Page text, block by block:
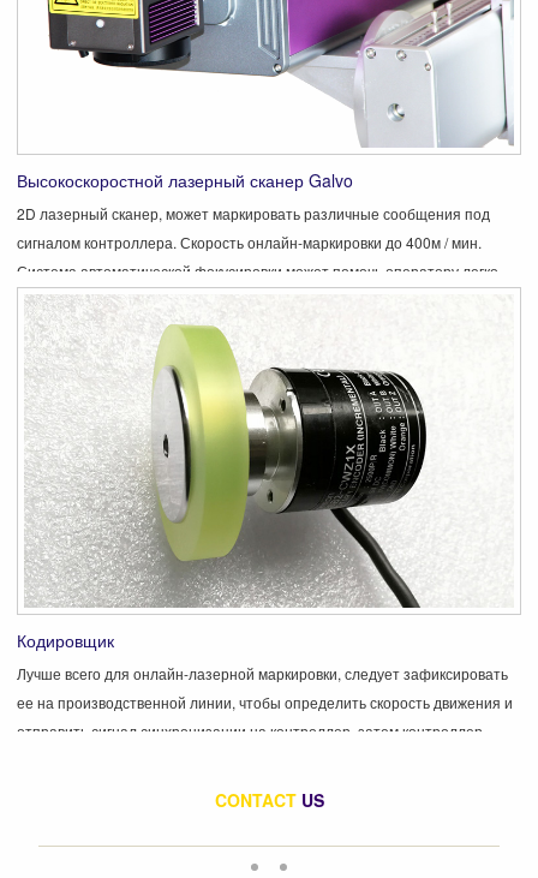
Высокоскоростной лазерный сканер Galvo
2D лазерный сканер, может маркировать различные сообщения под
сигналом контроллера. Скорость онлайн-маркировки до 400м / мин.
Система автоматической фокусировки может помочь оператору легко
найти фокус объектива.
Кодировщик
Лучше всего для онлайн-лазерной маркировки, следует зафиксировать
ее на производственной линии, чтобы определить скорость движения и
отправить сигнал синхронизации на контроллер, затем контроллер
CONTACT US